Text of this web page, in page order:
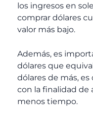
los ingresos en
comprar dólares
valor más bajo.
Además, es
dólares que
dólares de más,
con la finalidad de
menos tiempo.